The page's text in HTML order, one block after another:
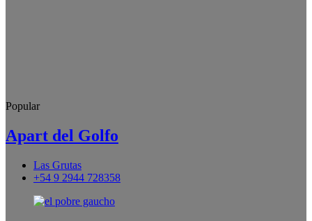
Popular
Apart del Golfo
Las Grutas
+54 9 2944 728358